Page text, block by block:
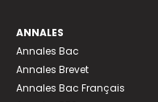
ANNALES
Annales Bac
Annales Brevet
Annales Bac Français